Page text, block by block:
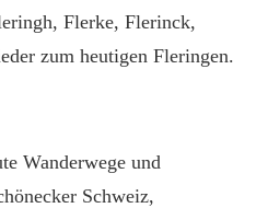
Flerke, Flerinck,
zum heutigen Fleringen.
Wanderwege und
Schweiz,